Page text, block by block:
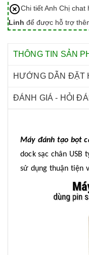
Chi tiết Anh Chị
Linh để được hỗ trợ
THÔNG TIN SẢN
HƯỚNG DẪN ĐẶT
ĐÁNH GIÁ - HỎI
Máy đánh tạo bọt
dock sạc chân USB
sử dụng thuận tiện